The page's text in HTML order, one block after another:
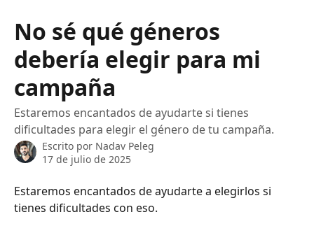
No sé qué géneros
debería elegir para mi
campaña
Estaremos encantados de ayudarte si tienes
dificultades para elegir el género de tu campaña.
Escrito por Nadav Peleg
17 de julio de 2025
Estaremos encantados de ayudarte a elegirlos si
tienes dificultades con eso.